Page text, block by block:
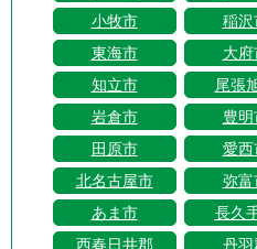
小牧市
稲沢
東海市
大府
知立市
尾張
岩倉市
豊明
田原市
愛西
北名古屋市
弥富
あま市
長久
西春日井郡
丹羽